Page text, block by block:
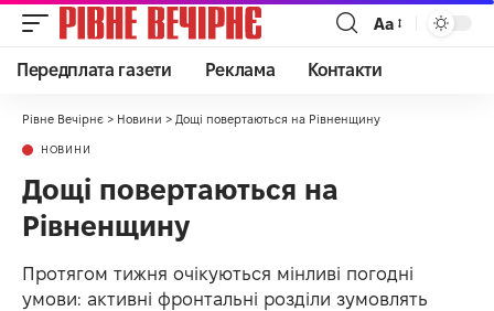
Аа
Передплата газети Реклама Контакти
Рівне Вечірнє > Новини > Дощі повертаються на Рівненщину
НОВИНИ
Дощі повертаються на
Рівненщину
Протягом тижня очікуються мінливі погодні
умови: активні фронтальні розділи зумовлять